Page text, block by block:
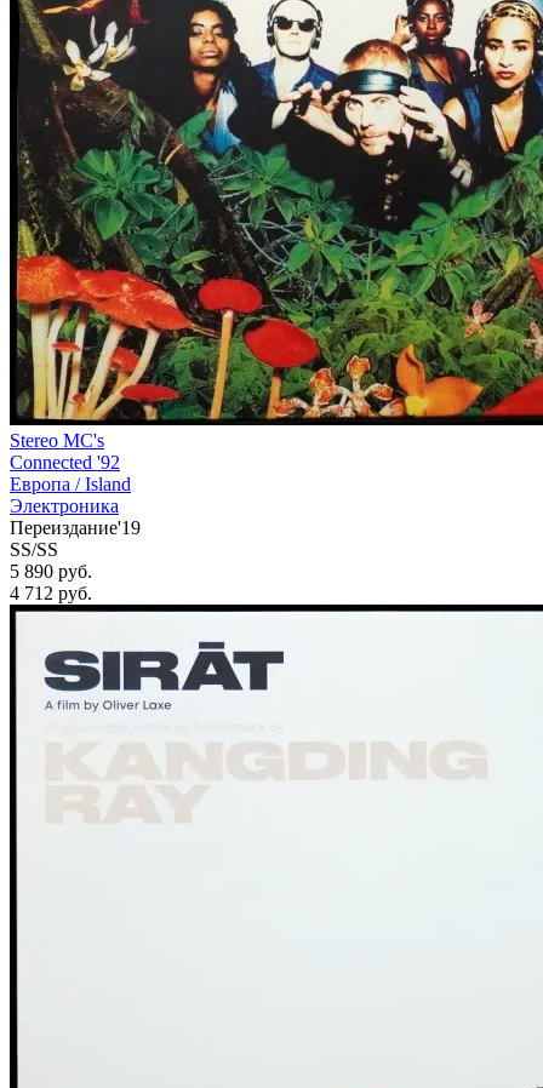
Stereo MC's
Connected '92
Европа /Island
Электроника
Переиздание'19
SS/SS
5 890 руб.
4 712 руб.